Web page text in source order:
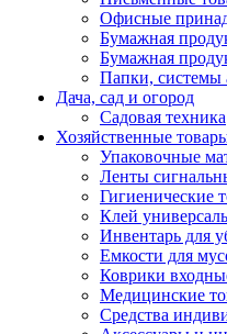
Офисные
Бумажная
Бумажная
Папки, системы
Дача, сад и огород
Садовая техника
Хозяйственные
Упаковочные
Ленты
Гигиенические
Клей
Инвентарь для
Емкости для
Коврики
Медицинские
Средства